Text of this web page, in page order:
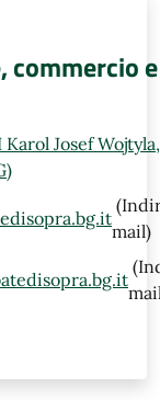
commercio e
Josef
mail)